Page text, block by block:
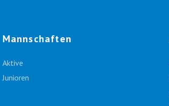
Mannschaften
Aktive
Junioren